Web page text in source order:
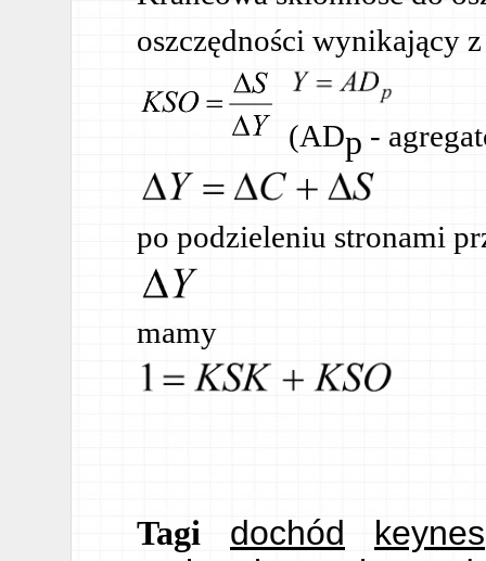
oszczędności wynikający
(ADp -
po podzieleniu stronami
mamy
Tagi dochód
keynes